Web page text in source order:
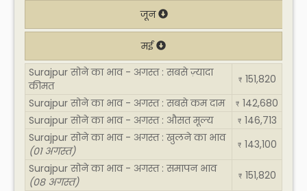
जून
मई
Surajpur सोने का भाव - अगस्त : सबसे ज़्यादा
कीमत
₹ 151,820
Surajpur सोने का भाव - अगस्त : सबसे कम दाम
₹ 142,680
Surajpur सोने का भाव - अगस्त : औसत मूल्य
₹ 146,713
Surajpur सोने का भाव - अगस्त : खुलने का भाव
(01 अगस्त)
₹ 143,100
Surajpur सोने का भाव - अगस्त : समापन भाव
(08 अगस्त)
₹ 151,820